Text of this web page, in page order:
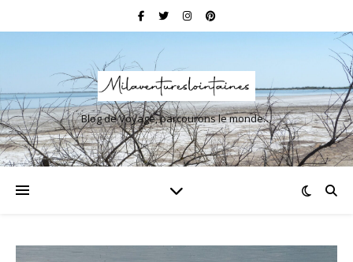
Blog de Voyage, parcourons le monde…